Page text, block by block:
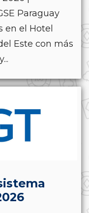
Paraguay
en el Hotel
Este con más